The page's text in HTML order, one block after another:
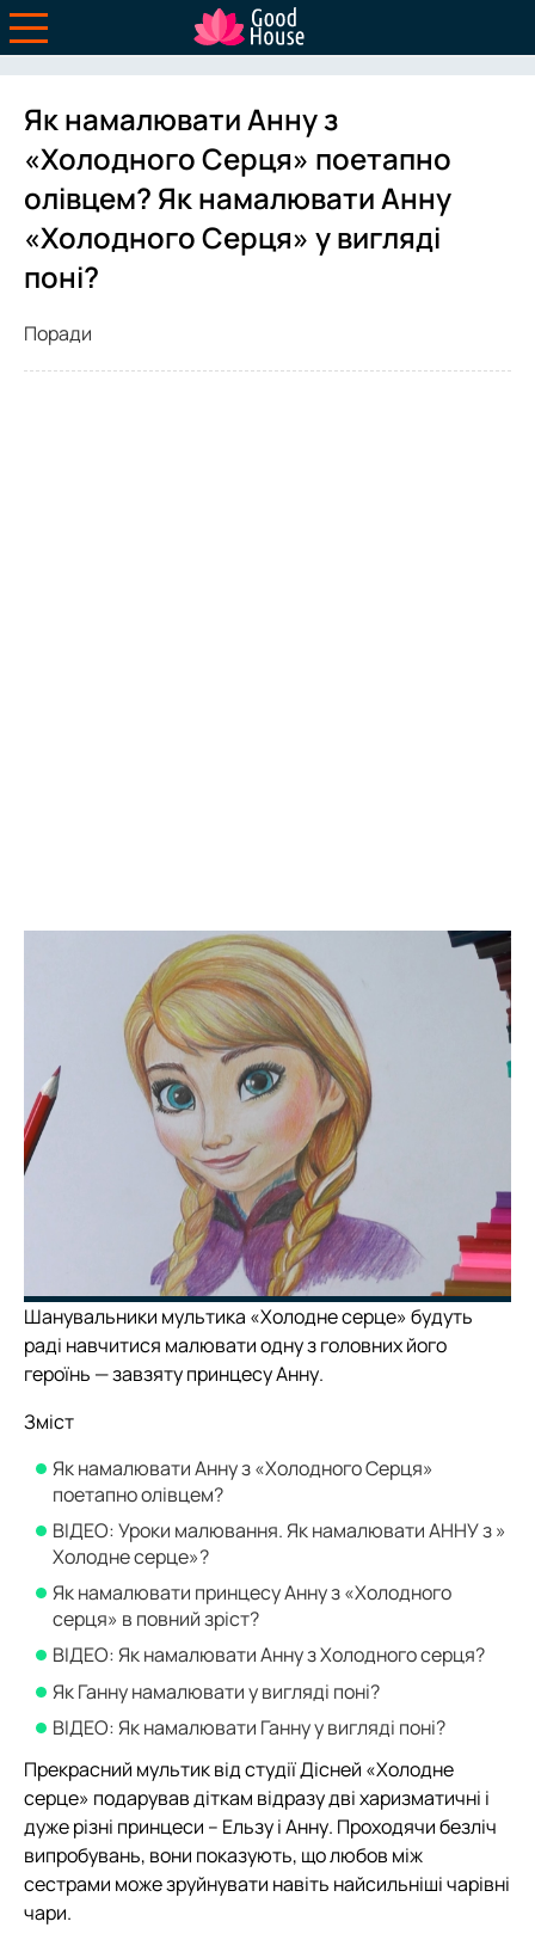
Як намалювати Анну з
«Холодного Серця» поетапно
олівцем? Як намалювати Анну
«Холодного Серця» у вигляді
поні?
Поради
Шанувальники мультика «Холодне серце» будуть
раді навчитися малювати одну з головних його
героїнь — завзяту принцесу Анну.
Зміст
Як намалювати Анну з «Холодного Серця»
поетапно олівцем?
ВІДЕО: Уроки малювання. Як намалювати АННУ з »
Холодне серце»?
Як намалювати принцесу Анну з «Холодного
серця» в повний зріст?
ВІДЕО: Як намалювати Анну з Холодного серця?
Як Ганну намалювати у вигляді поні?
ВІДЕО: Як намалювати Ганну у вигляді поні?
Прекрасний мультик від студії Дісней «Холодне
серце» подарував діткам відразу дві харизматичні і
дуже різні принцеси – Ельзу і Анну. Проходячи безліч
випробувань, вони показують, що любов між
сестрами може зруйнувати навіть найсильніші чарівні
чари.